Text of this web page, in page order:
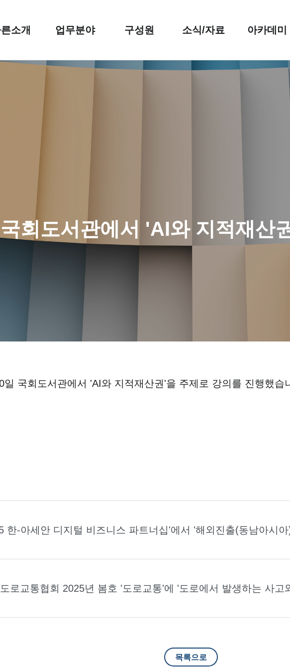
소개 업무분야 구성원 소식/자료 아카데미
회도서관에서 'AI와 지적재산
국회도서관에서 'AI와 지적재산권'을 주제로 강의를 진행했습
한-아세안 디지털 비즈니스 파트너십'에서 '해외진출(동남아시
로교통협회 2025년 봄호 '도로교통'에 '도로에서 발생하는 사고
목록으로